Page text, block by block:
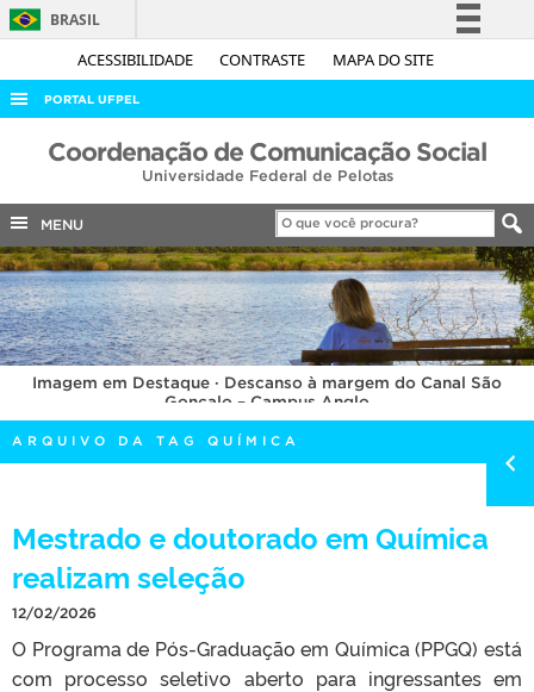
ACESSIBILIDADE CONTRASTE MAPA DO SITE
BRASIL
Simplifique!
Acesso à informação
Legislação
Canais
PORTAL UFPEL
ACESSO À INFORMAÇÃO
COBALTO
CONCURSOS
EDITAIS
INTERNACIONAL
OUVIDORIA
PORTARIAS
TELEFONES
Coordenação de Comunicação Social
Universidade Federal de Pelotas
MENU
Imagem em Destaque · Descanso à margem do Canal São
Gonçalo – Campus Anglo
ARQUIVO DA TAG QUÍMICA
Mestrado e doutorado em Química
realizam seleção
12/02/2026
O Programa de Pós-Graduação em Química (PPGQ) está
com processo seletivo aberto para ingressantes em